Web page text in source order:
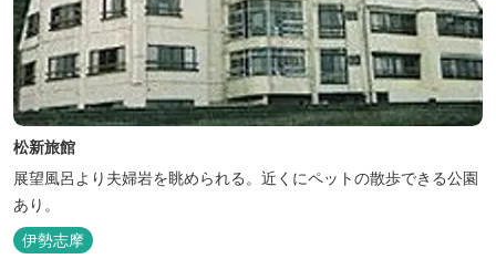
松新旅館
展望風呂より夫婦岩を眺められる。近くにペットの散歩できる公園
あり。
伊勢志摩